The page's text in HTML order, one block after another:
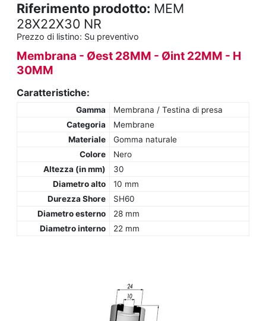
Riferimento prodotto: MEM
28X22X30 NR
Prezzo di listino: Su preventivo
Membrana - Øest 28MM - Øint 22MM - H
30MM
Caratteristiche:
Gamma
Membrana / Testina di presa
Categoria
Membrane
Materiale
Gomma naturale
Colore
Nero
Altezza (in mm)
30
Diametro alto
10 mm
Durezza Shore
SH60
Diametro esterno
28 mm
Diametro interno
22 mm